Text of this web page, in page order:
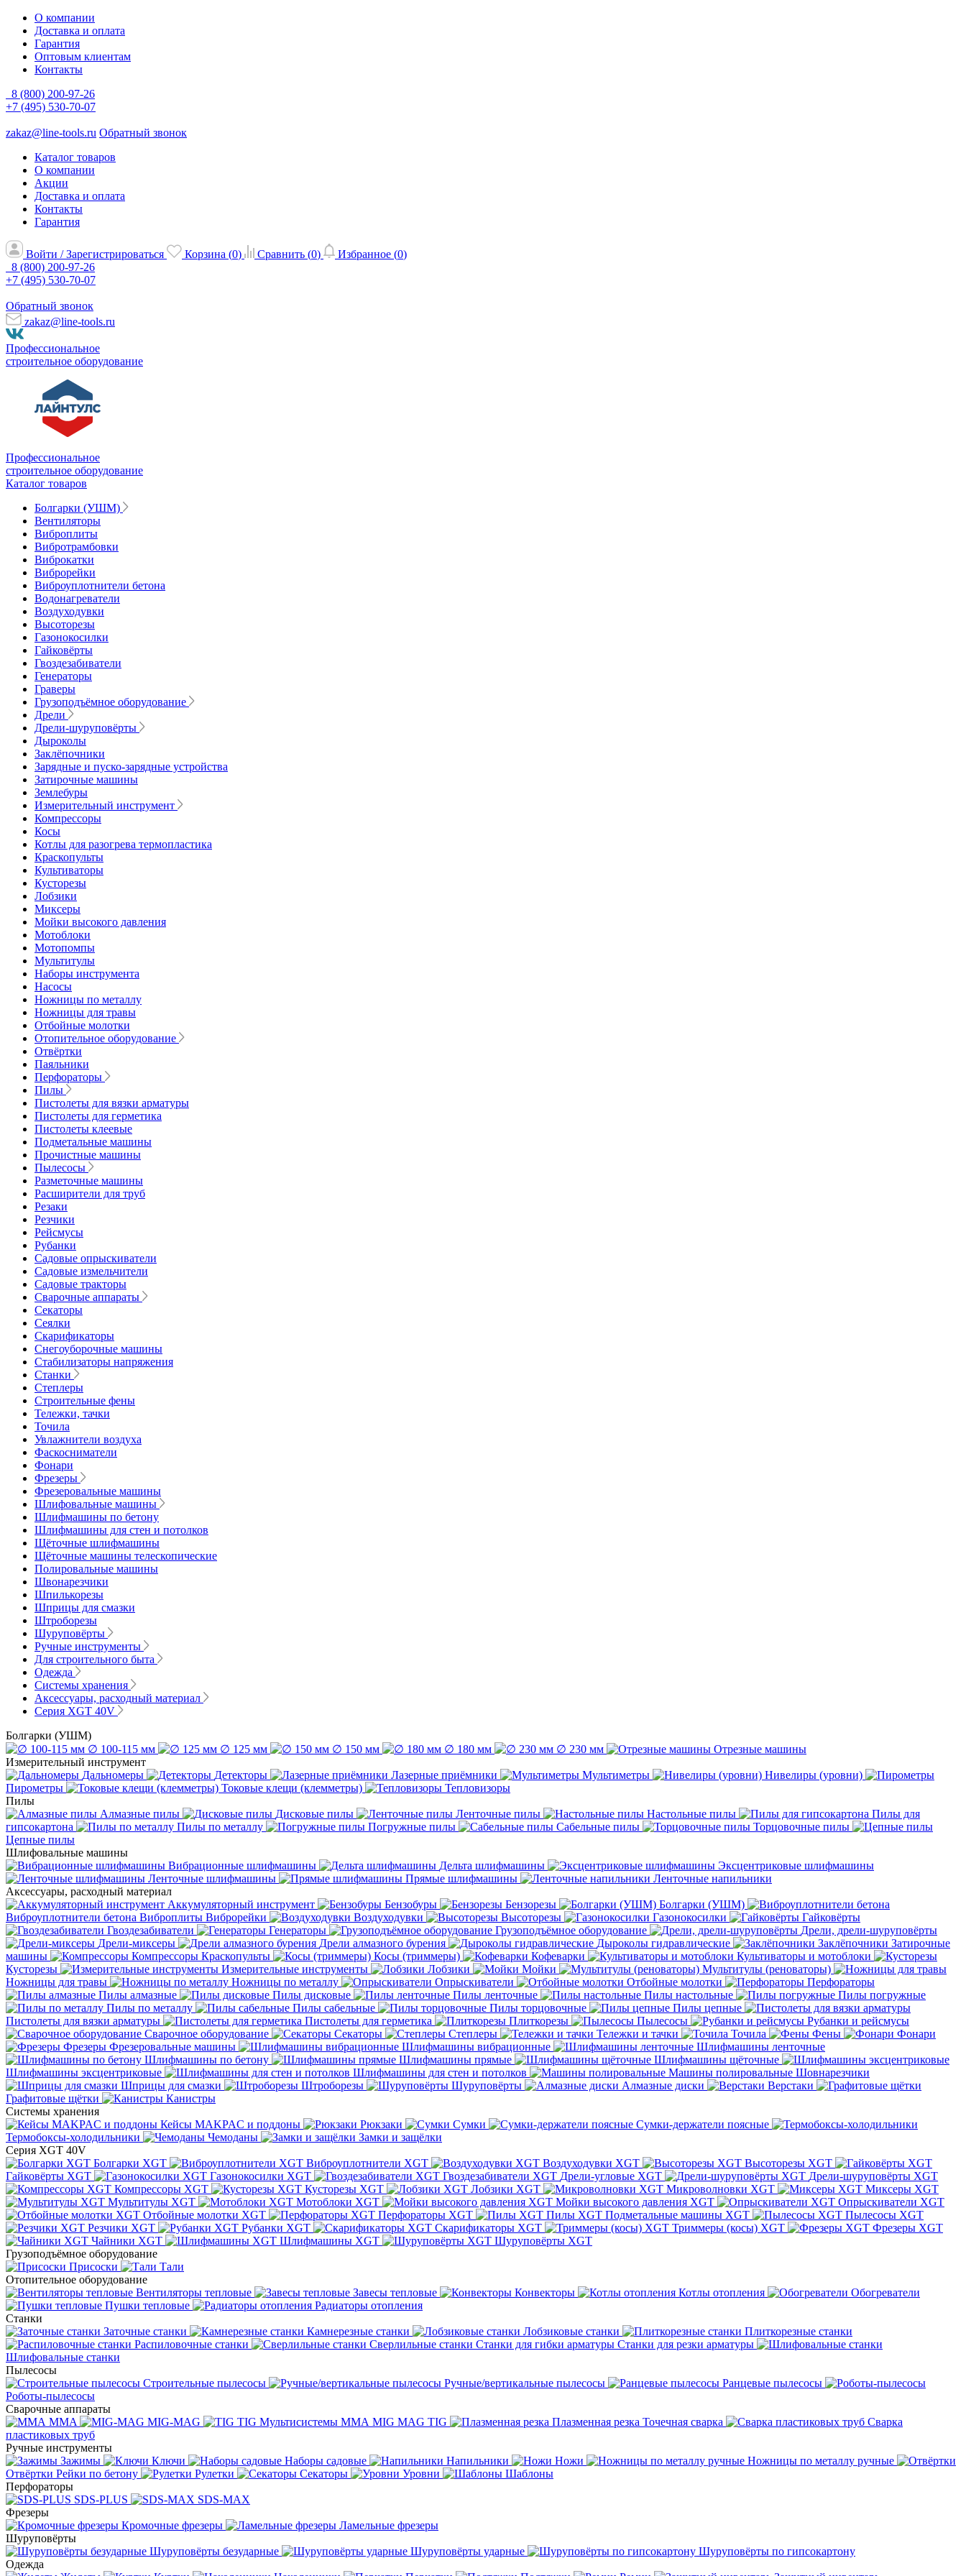
О компании
Доставка и оплата
Гарантия
Оптовым клиентам
Контакты
8 (800) 200-97-26
+7 (495) 530-70-07
zakaz@line-tools.ru Обратный звонок
Каталог товаров
О компании
Акции
Доставка и оплата
Контакты
Гарантия
Войти / Зарегистрироваться Корзина (0) Сравнить (0) Избранное (0)
8 (800) 200-97-26
+7 (495) 530-70-07
Обратный звонок
zakaz@line-tools.ru
Профессиональное
строительное оборудование
Профессиональное
строительное оборудование
Каталог товаров
Болгарки (УШМ)
Вентиляторы
Виброплиты
Вибротрамбовки
Виброкатки
Виброрейки
Виброуплотнители бетона
Водонагреватели
Воздуходувки
Высоторезы
Газонокосилки
Гайковёрты
Гвоздезабиватели
Генераторы
Граверы
Грузоподъёмное оборудование
Дрели
Дрели-шуруповёрты
Дыроколы
Заклёпочники
Зарядные и пуско-зарядные устройства
Затирочные машины
Землебуры
Измерительный инструмент
Компрессоры
Косы
Котлы для разогрева термопластика
Краскопульты
Культиваторы
Кусторезы
Лобзики
Миксеры
Мойки высокого давления
Мотоблоки
Мотопомпы
Мультитулы
Наборы инструмента
Насосы
Ножницы по металлу
Ножницы для травы
Отбойные молотки
Отопительное оборудование
Отвёртки
Паяльники
Перфораторы
Пилы
Пистолеты для вязки арматуры
Пистолеты для герметика
Пистолеты клеевые
Подметальные машины
Прочистные машины
Пылесосы
Разметочные машины
Расширители для труб
Резаки
Резчики
Рейсмусы
Рубанки
Садовые опрыскиватели
Садовые измельчители
Садовые тракторы
Сварочные аппараты
Секаторы
Сеялки
Скарификаторы
Снегоуборочные машины
Стабилизаторы напряжения
Станки
Степлеры
Строительные фены
Тележки, тачки
Точила
Увлажнители воздуха
Фаскосниматели
Фонари
Фрезеры
Фрезеровальные машины
Шлифовальные машины
Шлифмашины по бетону
Шлифмашины для стен и потолков
Щёточные шлифмашины
Щёточные машины телескопические
Полировальные машины
Швонарезчики
Шпилькорезы
Шприцы для смазки
Штроборезы
Шуруповёрты
Ручные инструменты
Для строительного быта
Одежда
Системы хранения
Аксессуары, расходный материал
Серия XGT 40V
Болгарки (УШМ)
∅ 100-115 мм
∅ 125 мм ∅ 150 мм ∅ 180 мм ∅ 230 мм
Отрезные машины
Измерительный инструмент
Дальномеры
Детекторы Лазерные приёмники Мультиметры
Нивелиры (уровни)
Пирометры
Токовые клещи (клемметры)
Тепловизоры
Пилы
Алмазные пилы
Дисковые пилы Ленточные пилы Настольные пилы
Пилы для
гипсокартона
Пилы по металлу Погружные пилы Сабельные пилы
Торцовочные пилы
Цепные пилы
Шлифовальные машины
Вибрационные шлифмашины
Дельта шлифмашины
Эксцентриковые шлифмашины
Ленточные шлифмашины
Прямые шлифмашины
Ленточные напильники
Аксессуары, расходный материал
Аккумуляторный инструмент
Бензобуры Бензорезы
Болгарки (УШМ)
Виброуплотнители бетона Виброплиты Виброрейки Воздуходувки Высоторезы Газонокосилки
Гайковёрты
Гвоздезабиватели
Генераторы Грузоподъёмное оборудование
Дрели, дрели-шуруповёрты
Дрели-миксеры
Дрели алмазного бурения Дыроколы гидравлические Заклёпочники Затирочные
машины
Компрессоры Краскопульты Косы (триммеры) Кофеварки
Культиваторы и мотоблоки
Кусторезы
Измерительные инструменты Лобзики Мойки
Мультитулы (реноваторы)
Ножницы для травы
Ножницы по металлу Опрыскиватели Отбойные молотки
Перфораторы
Пилы алмазные
Пилы дисковые Пилы ленточные Пилы настольные
Пилы погружные
Пилы по металлу
Пилы сабельные Пилы торцовочные
Пилы цепные
Пистолеты для вязки арматуры
Пистолеты для герметика Плиткорезы Пылесосы
Рубанки и рейсмусы
Сварочное оборудование
Секаторы Степлеры Тележки и тачки Точила Фены
Фонари
Фрезеры Фрезеровальные машины Шлифмашины вибрационные
Шлифмашины ленточные
Шлифмашины по бетону
Шлифмашины прямые
Шлифмашины щёточные
Шлифмашины эксцентриковые
Шлифмашины для стен и потолков Машины полировальные Шовнарезчики
Шприцы для смазки
Штроборезы Шуруповёрты Алмазные диски
Верстаки
Графитовые щётки
Канистры
Системы хранения
Кейсы MAKPAC и поддоны
Рюкзаки Сумки
Сумки-держатели поясные
Термобоксы-холодильники
Чемоданы
Замки и защёлки
Серия XGT 40V
Болгарки XGT
Виброуплотнители XGT Воздуходувки XGT
Высоторезы XGT
Гайковёрты XGT
Газонокосилки XGT Гвоздезабиватели XGT Дрели-угловые XGT
Дрели-шуруповёрты XGT
Компрессоры XGT
Кусторезы XGT Лобзики XGT Микроволновки XGT
Миксеры XGT
Мультитулы XGT
Мотоблоки XGT Мойки высокого давления XGT
Опрыскиватели XGT
Отбойные молотки XGT
Перфораторы XGT Пилы XGT Подметальные машины XGT
Пылесосы XGT
Резчики XGT
Рубанки XGT Скарификаторы XGT Триммеры (косы) XGT
Фрезеры XGT
Чайники XGT
Шлифмашины XGT
Шуруповёрты XGT
Грузоподъёмное оборудование
Присоски
Тали
Отопительное оборудование
Вентиляторы тепловые
Завесы тепловые Конвекторы Котлы отопления
Обогреватели
Пушки тепловые
Радиаторы отопления
Станки
Заточные станки
Камнерезные станки Лобзиковые станки
Плиткорезные станки
Распиловочные станки
Сверлильные станки Станки для гибки арматуры Станки для резки арматуры
Шлифовальные станки
Пылесосы
Строительные пылесосы
Ручные/вертикальные пылесосы
Ранцевые пылесосы
Роботы-пылесосы
Сварочные аппараты
MMA
MIG-MAG TIG Мультисистемы ММА MIG MAG TIG Плазменная резка Точечная сварка
Cварка
пластиковых труб
Ручные инструменты
Зажимы
Ключи Наборы садовые Напильники Ножи
Ножницы по металлу ручные
Отвёртки Рейки по бетону Рулетки Секаторы Уровни
Шаблоны
Перфораторы
SDS-PLUS
SDS-MAX
Фрезеры
Кромочные фрезеры
Ламельные фрезеры
Шуруповёрты
Шуруповёрты безударные
Шуруповёрты ударные
Шуруповёрты по гипсокартону
Одежда